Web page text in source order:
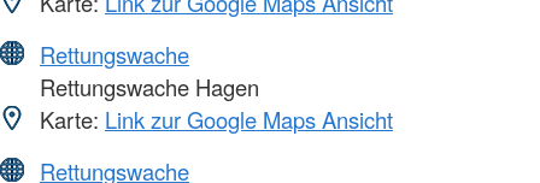
Rettungswache
Rettungswache Hagen
Karte: Link zur Google Maps Ansicht
Rettungswache